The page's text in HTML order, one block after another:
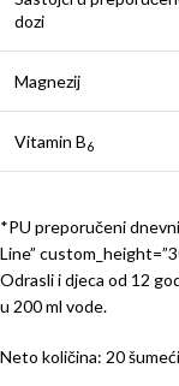
dozi
Magnezij
Vitamin B6
*PU preporučeni
Line”
Odrasli i djeca od 12
u 200 ml vode.
Neto količina: 20